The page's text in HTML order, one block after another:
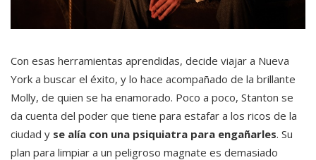
Con esas herramientas aprendidas, decide viajar a Nueva
York a buscar el éxito, y lo hace acompañado de la brillante
Molly, de quien se ha enamorado. Poco a poco, Stanton se
da cuenta del poder que tiene para estafar a los ricos de la
ciudad y se alía con una psiquiatra para engañarles. Su
plan para limpiar a un peligroso magnate es demasiado